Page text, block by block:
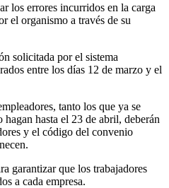
los errores incurridos en la carga
el organismo a través de su
solicitada por el sistema
entre los días 12 de marzo y el
tanto los que ya se
hasta el 23 de abril, deberán
y el código del convenio
garantizar que los trabajadores
a cada empresa.